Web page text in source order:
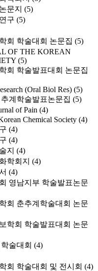
문지 (5)
구 (5)
회 학술대회 논문집 (5)
OF THE KOREAN
(5)
회 학술발표대회 논문집
(Oral Biol Res) (5)
계학술발표논문집 (5)
of Pain (4)
Chemical Society (4)
(4)
(4)
지 (4)
학회지 (4)
(4)
영남지부 학술발표논문
회 춘추계학술대회 논문
학회 학술발표대회 논문
술대회 (4)
회 학술대회 및 전시회 (4)